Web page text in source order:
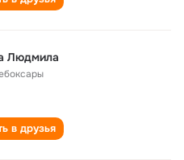
Людмила
в друзья